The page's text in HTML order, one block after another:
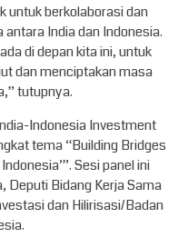
untuk berkolaborasi dan
India dan Indonesia.
di depan kita ini, untuk
dan menciptakan masa
tutupnya.
Indonesia Investment
tema “Building Bridges
Sesi panel ini
Deputi Bidang Kerja Sama
dan Hilirisasi/Badan